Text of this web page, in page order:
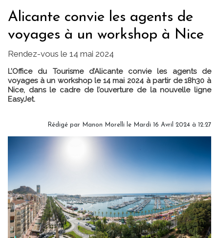
Alicante convie les agents de
voyages à un workshop à Nice
Rendez-vous le 14 mai 2024
L’Office du Tourisme d’Alicante convie les agents de
voyages à un workshop le 14 mai 2024 à partir de 18h30 à
Nice, dans le cadre de l’ouverture de la nouvelle ligne
EasyJet.
Rédigé par Manon Morelli le Mardi 16 Avril 2024 à 12:27